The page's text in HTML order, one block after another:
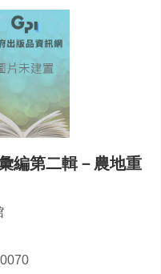
編第二輯－農地重